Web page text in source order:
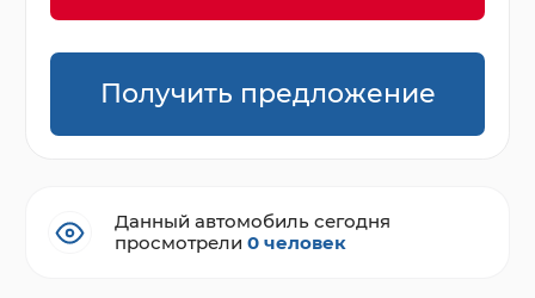
Получить предложение
Данный автомобиль сегодня
просмотрели0 человек